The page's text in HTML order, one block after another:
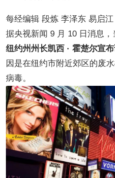
每经编辑 段炼 李泽东 易启江
据央视新闻 9 月 10 日消息，
纽约州州长凯西 · 霍楚尔宣
因是在纽约市附近郊区的废
病毒。